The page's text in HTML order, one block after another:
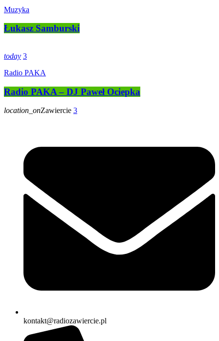
Muzyka
Łukasz Samburski
today 3
Radio PAKA
Radio PAKA – DJ Paweł Ociepka
location_onZawiercie 3
kontakt@radiozawiercie.pl